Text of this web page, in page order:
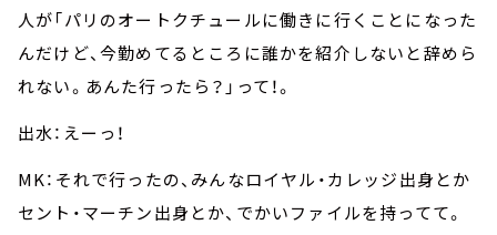
人が「パリのオートクチュールに働きに行くことになった
んだけど、今勤めてるところに誰かを紹介しないと辞めら
れない。あんた行ったら？」って！。
出水：えーっ！
MK：それで行ったの、みんなロイヤル・カレッジ出身とか
セント・マーチン出身とか、でかいファイルを持ってて。